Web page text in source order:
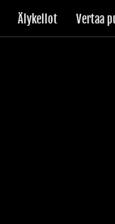
Älykellot Vertaa